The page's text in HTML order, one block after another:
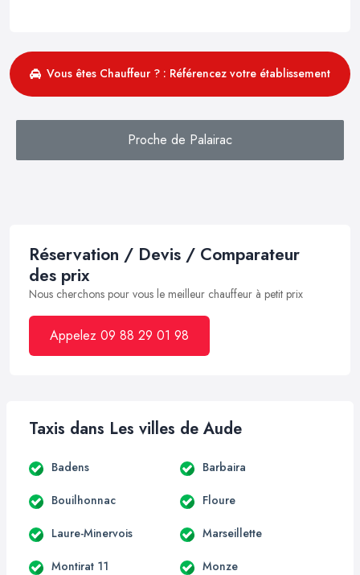
Vous êtes Chauffeur ? : Référencez votre établissement
Proche de Palairac
Réservation / Devis / Comparateur
des prix
Nous cherchons pour vous le meilleur chauffeur à petit prix
Appelez 09 88 29 01 98
Taxis dans Les villes de Aude
Badens Barbaira
Bouilhonnac Floure
Laure-Minervois Marseillette
Montirat 11 Monze